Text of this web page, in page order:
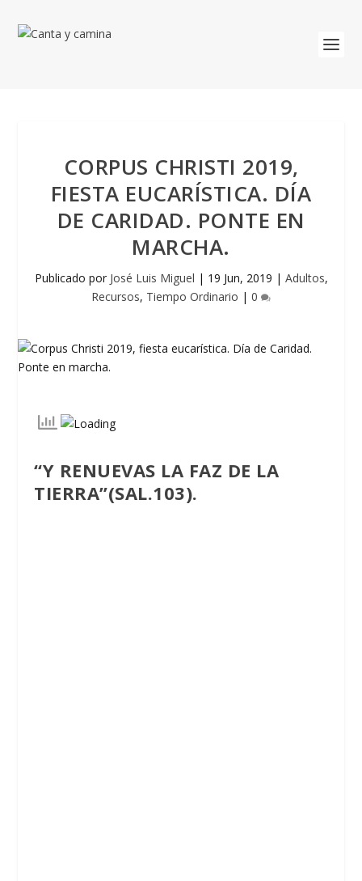
CORPUS CHRISTI 2019,
FIESTA EUCARÍSTICA. DÍA
DE CARIDAD. PONTE EN
MARCHA.
Publicado por José Luis Miguel | 19 Jun, 2019 | Adultos,
Recursos, Tiempo Ordinario | 0
“Y RENUEVAS LA FAZ DE LA
TIERRA”(SAL.103).